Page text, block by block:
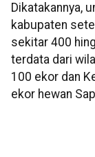
Dikatakannya,
kabupaten
sekitar 400
terdata dari
100 ekor dan
ekor hewan